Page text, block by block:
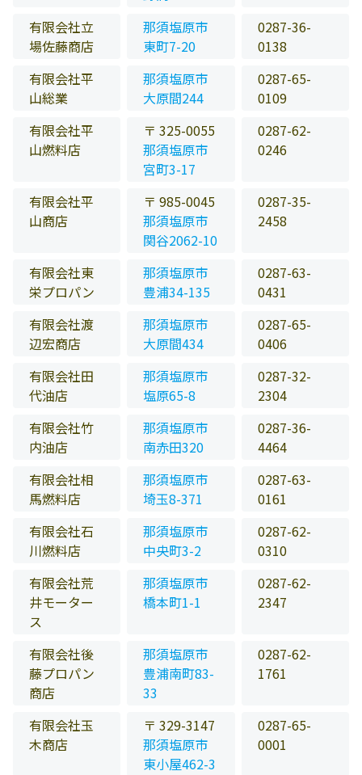
有限会社立
場佐藤商店
那須塩原市
東町7-20
0287-36-
0138
有限会社平
山総業
那須塩原市
大原間244
0287-65-
0109
有限会社平
山燃料店
〒 325-0055
那須塩原市
宮町3-17
0287-62-
0246
有限会社平
山商店
〒 985-0045
那須塩原市
関谷2062-10
0287-35-
2458
有限会社東
栄プロパン
那須塩原市
豊浦34-135
0287-63-
0431
有限会社渡
辺宏商店
那須塩原市
大原間434
0287-65-
0406
有限会社田
代油店
那須塩原市
塩原65-8
0287-32-
2304
有限会社竹
内油店
那須塩原市
南赤田320
0287-36-
4464
有限会社相
馬燃料店
那須塩原市
埼玉8-371
0287-63-
0161
有限会社石
川燃料店
那須塩原市
中央町3-2
0287-62-
0310
有限会社荒
井モーター
ス
那須塩原市
橋本町1-1
0287-62-
2347
有限会社後
藤プロパン
商店
那須塩原市
豊浦南町83-
33
0287-62-
1761
有限会社玉
木商店
〒 329-3147
那須塩原市
東小屋462-3
0287-65-
0001